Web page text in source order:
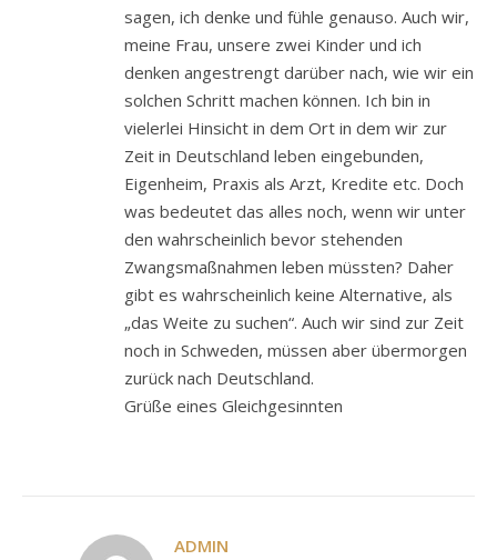
sagen, ich denke und fühle genauso. Auch wir,
meine Frau, unsere zwei Kinder und ich
denken angestrengt darüber nach, wie wir ein
solchen Schritt machen können. Ich bin in
vielerlei Hinsicht in dem Ort in dem wir zur
Zeit in Deutschland leben eingebunden,
Eigenheim, Praxis als Arzt, Kredite etc. Doch
was bedeutet das alles noch, wenn wir unter
den wahrscheinlich bevor stehenden
Zwangsmaßnahmen leben müssten? Daher
gibt es wahrscheinlich keine Alternative, als
„das Weite zu suchen“. Auch wir sind zur Zeit
noch in Schweden, müssen aber übermorgen
zurück nach Deutschland.
Grüße eines Gleichgesinnten
ADMIN